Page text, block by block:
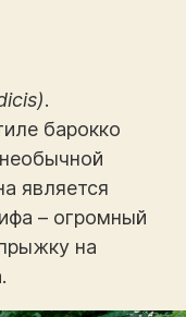
.
барокко
является
– огромный
на